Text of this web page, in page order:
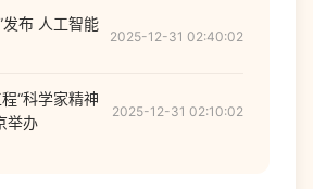
发布 人工智能
2025-12-31 02:40:02
“科学家精神
举办
2025-12-31 02:10:02